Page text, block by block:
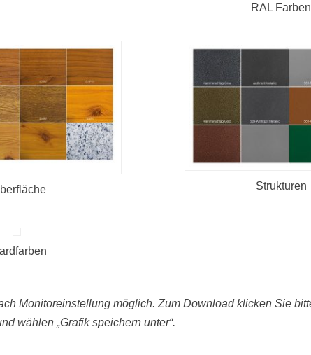
RAL Farben
Strukturen
Monitoreinstellung möglich. Zum Download klicken Sie
wählen „Grafik speichern unter“.